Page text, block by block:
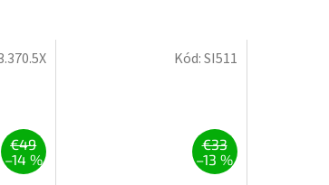
€49
–14 %
€33
–13 %
Kód:SI511